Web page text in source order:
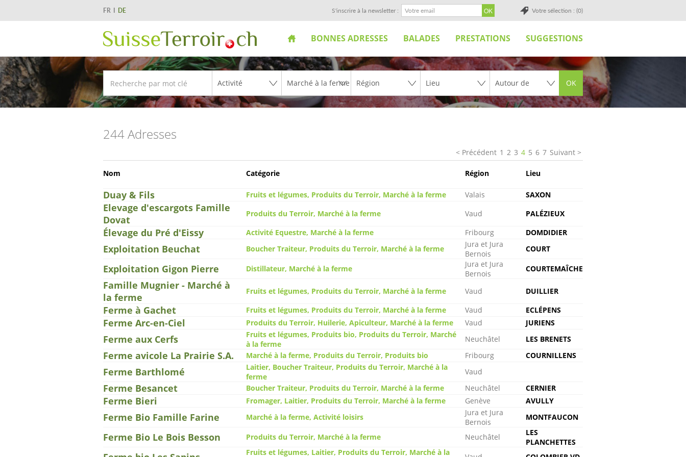
FR DE Votre sélection : (0)
S'inscrire à la newsletter :
BONNES ADRESSES BALADES PRESTATIONS SUGGESTIONS
OK
244 Adresses
Précédent 1 2 3 4 5 6 7 Suivant
Nom Catégorie Région Lieu
Duay & Fils Fruits et légumes, Produits du Terroir, Marché à la ferme Valais SAXON
Elevage d'escargots Famille
Dovat
Produits du Terroir, Marché à la ferme Vaud PALÉZIEUX
Élevage du Pré d'Eissy Activité Equestre, Marché à la ferme Fribourg DOMDIDIER
Exploitation Beuchat Boucher Traiteur, Produits du Terroir, Marché à la ferme
Jura et Jura
Bernois
COURT
Exploitation Gigon Pierre Distillateur, Marché à la ferme
Jura et Jura
Bernois
COURTEMAÎCHE
Famille Mugnier - Marché à
la ferme
Fruits et légumes, Produits du Terroir, Marché à la ferme Vaud DUILLIER
Ferme à Gachet Fruits et légumes, Produits du Terroir, Marché à la ferme Vaud ECLÉPENS
Ferme Arc-en-Ciel Produits du Terroir, Huilerie, Apiculteur, Marché à la ferme Vaud JURIENS
Ferme aux Cerfs
Fruits et légumes, Produits bio, Produits du Terroir, Marché
à la ferme
Neuchâtel LES BRENETS
Ferme avicole La Prairie S.A. Marché à la ferme, Produits du Terroir, Produits bio Fribourg COURNILLENS
Ferme Barthlomé
Laitier, Boucher Traiteur, Produits du Terroir, Marché à la
ferme
Vaud
Ferme Besancet Boucher Traiteur, Produits du Terroir, Marché à la ferme Neuchâtel CERNIER
Ferme Bieri Fromager, Laitier, Produits du Terroir, Marché à la ferme Genève AVULLY
Ferme Bio Famille Farine Marché à la ferme, Activité loisirs
Jura et Jura
Bernois
MONTFAUCON
Ferme Bio Le Bois Besson Produits du Terroir, Marché à la ferme Neuchâtel
LES
PLANCHETTES
Fruits et légumes, Laitier, Produits du Terroir, Marché à la